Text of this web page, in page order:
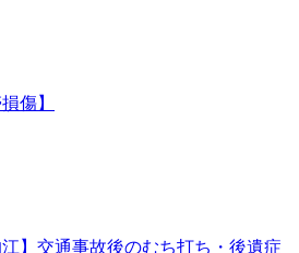
傷】
江】交通事故後のむち打ち・後遺症